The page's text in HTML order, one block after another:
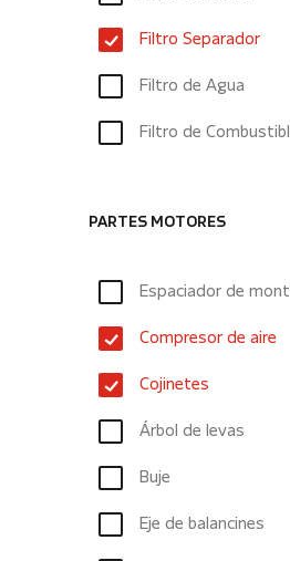
Filtro Separador
Filtro de Agua
Filtro de
PARTES MOTORES
Espaciador de
Compresor de aire
Cojinetes
Árbol de levas
Buje
Eje de balancines